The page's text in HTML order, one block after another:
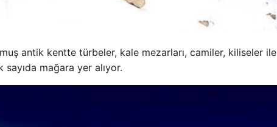
antik kentte türbeler, kale mezarları, camiler, kiliseler ile
mağara yer alıyor.